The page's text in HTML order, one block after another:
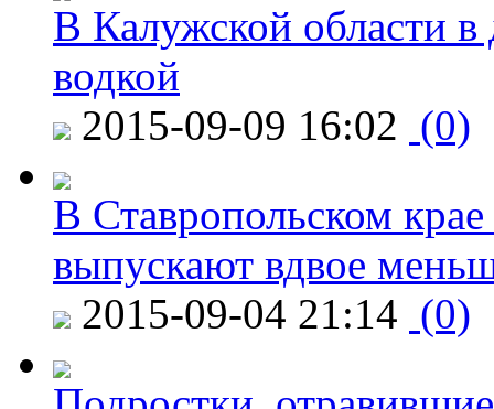
В Калужской области в
водкой
2015-09-09 16:02 (0)
В Ставропольском
выпускают вдвое
2015-09-04 21:14 (0)